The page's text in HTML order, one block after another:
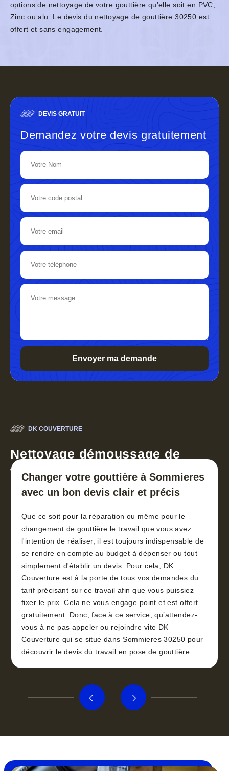
options de nettoyage de votre gouttière qu’elle soit en PVC,
Zinc ou alu. Le devis du nettoyage de gouttière 30250 est
offert et sans engagement.
DEVIS GRATUIT
Demandez votre devis gratuitement
DK COUVERTURE
Nettoyage démoussage de
toiture 30
Changer votre gouttière à Sommieres
avec un bon devis clair et précis
Que ce soit pour la réparation ou même pour le
changement de gouttière le travail que vous avez
l'intention de réaliser, il est toujours indispensable de
se rendre en compte au budget à dépenser ou tout
simplement d'établir un devis. Pour cela, DK
Couverture est à la porte de tous vos demandes du
tarif précisant sur ce travail afin que vous puissiez
fixer le prix. Cela ne vous engage point et est offert
gratuitement. Donc, face à ce service, qu’attendez-
vous à ne pas appeler ou rejoindre vite DK
Couverture qui se situe dans Sommieres 30250 pour
découvrir le devis du travail en pose de gouttière.